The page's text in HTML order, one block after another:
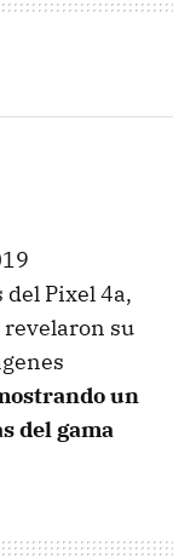
Pixel 4a,
revelaron su
un
del gama